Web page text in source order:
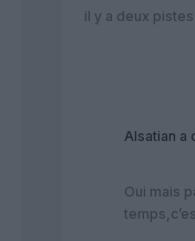
il y a deux
Alsatian a
Oui mais